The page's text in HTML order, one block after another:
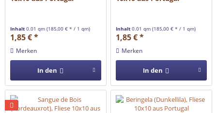
Inhalt0.01 qm(185,00 € * / 1 qm)
1,85 € *
Merken
In den
Inhalt0.01 qm(185,00 € * / 1 qm)
1,85 € *
Merken
In den